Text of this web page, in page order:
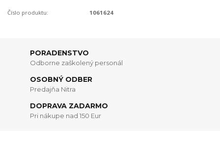
Číslo produktu: 1061624
PORADENSTVO
Odborne zaškolený personál
OSOBNÝ ODBER
Predajňa Nitra
DOPRAVA ZADARMO
Pri nákupe nad 150 Eur